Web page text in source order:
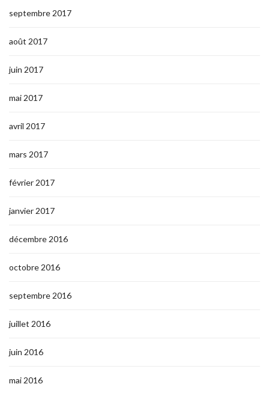
septembre 2017
août 2017
juin 2017
mai 2017
avril 2017
mars 2017
février 2017
janvier 2017
décembre 2016
octobre 2016
septembre 2016
juillet 2016
juin 2016
mai 2016